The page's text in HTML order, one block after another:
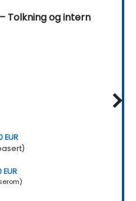
– Tolkning og intern
EUR
EUR